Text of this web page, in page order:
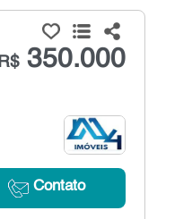
R$350.000
Contato